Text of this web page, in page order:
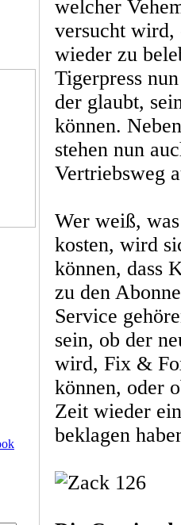
welcher
versucht wird,
wieder zu
Tigerpress
der glaubt,
können.
stehen nun
Vertriebsweg
Wer weiß,
kosten, wird
können, dass
zu den
Service
sein, ob der
wird, Fix &
können, oder
Zeit wieder
beklagen